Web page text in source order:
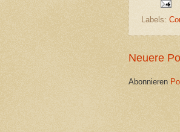
Labels:
Neuere
Abonnieren